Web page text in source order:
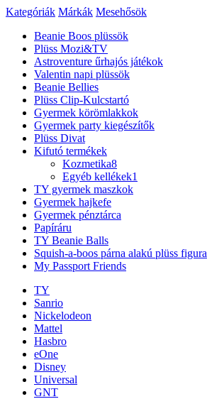
Kategóriák Márkák Mesehősök
Beanie Boos plüssök
Plüss Mozi&TV
Astroventure űrhajós játékok
Valentin napi plüssök
Beanie Bellies
Plüss Clip-Kulcstartó
Gyermek körömlakkok
Gyermek party kiegészítők
Plüss Divat
Kifutó termékek
Kozmetika8
Egyéb kellékek1
TY gyermek maszkok
Gyermek hajkefe
Gyermek pénztárca
Papíráru
TY Beanie Balls
Squish-a-boos párna alakú plüss figura
My Passport Friends
TY
Sanrio
Nickelodeon
Mattel
Hasbro
eOne
Disney
Universal
GNT